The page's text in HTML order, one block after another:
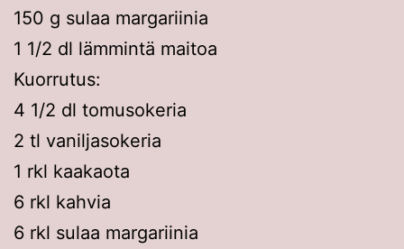
150 g sulaa margariinia
1 1/2 dl lämmintä maitoa
Kuorrutus:
4 1/2 dl tomusokeria
2 tl vaniljasokeria
1 rkl kaakaota
6 rkl kahvia
6 rkl sulaa margariinia